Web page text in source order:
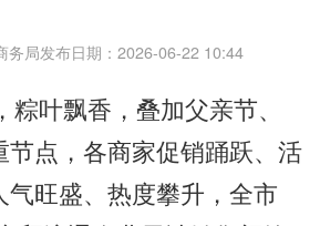
务局发布日期：2026-06-22 10:44
叶飘香，叠加父亲节、
节点，各商家促销踊跃、活
旺盛、热度攀升，全市